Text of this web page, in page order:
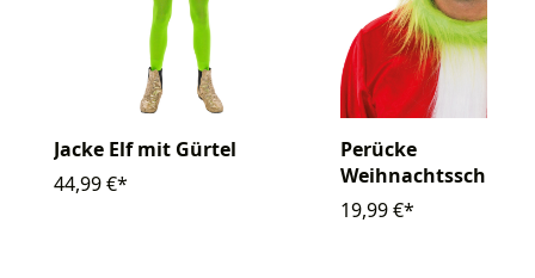
Jacke Elf mit Gürtel
44,99 €*
Perücke
Weihnachtsschreck
19,99 €*